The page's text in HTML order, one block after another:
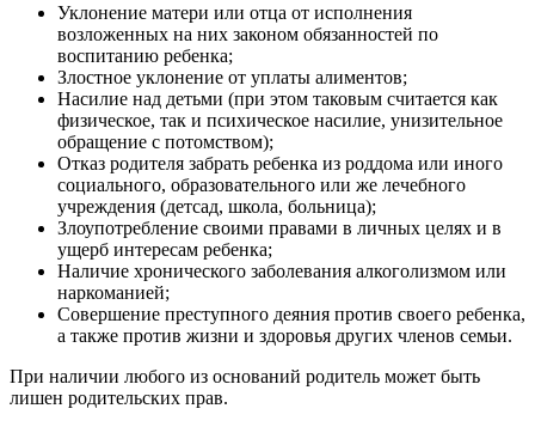
Уклонение матери или отца от исполнения
возложенных на них законом обязанностей по
воспитанию ребенка;
Злостное уклонение от уплаты алиментов;
Насилие над детьми (при этом таковым считается как
физическое, так и психическое насилие, унизительное
обращение с потомством);
Отказ родителя забрать ребенка из роддома или иного
социального, образовательного или же лечебного
учреждения (детсад, школа, больница);
Злоупотребление своими правами в личных целях и в
ущерб интересам ребенка;
Наличие хронического заболевания алкоголизмом или
наркоманией;
Совершение преступного деяния против своего ребенка,
а также против жизни и здоровья других членов семьи.
При наличии любого из оснований родитель может быть
лишен родительских прав.